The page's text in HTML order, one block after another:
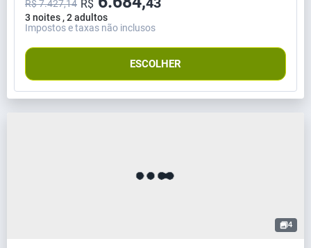
3 noites , 2 adultos
R$ 7.427,14 R$
Impostos e taxas não inclusos
ESCOLHER
4